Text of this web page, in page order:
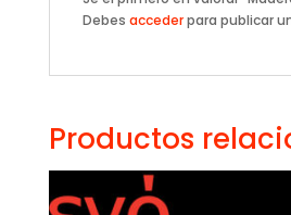
Debes accederpara publicar
Productos